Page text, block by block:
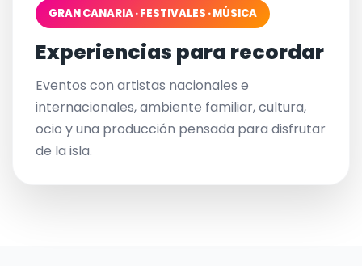
GRAN CANARIA · FESTIVALES · MÚSICA
Experiencias para recordar
Eventos con artistas nacionales e
internacionales, ambiente familiar, cultura,
ocio y una producción pensada para disfrutar
de la isla.